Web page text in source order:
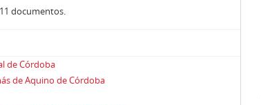
documentos.
de Córdoba
de Aquino de Córdoba